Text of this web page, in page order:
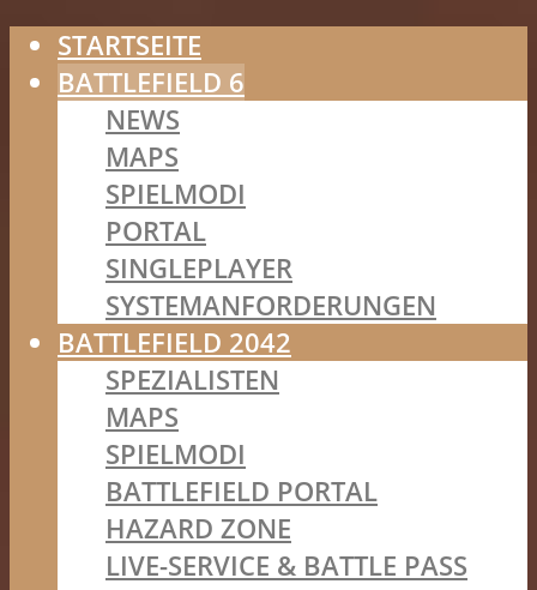
STARTSEITE
BATTLEFIELD 6
NEWS
MAPS
SPIELMODI
PORTAL
SINGLEPLAYER
SYSTEMANFORDERUNGEN
BATTLEFIELD 2042
SPEZIALISTEN
MAPS
SPIELMODI
BATTLEFIELD PORTAL
HAZARD ZONE
LIVE-SERVICE & BATTLE PASS